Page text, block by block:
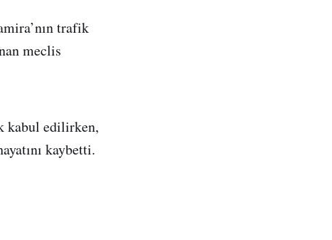
trafik
meclis
kabul edilirken,
kaybetti.